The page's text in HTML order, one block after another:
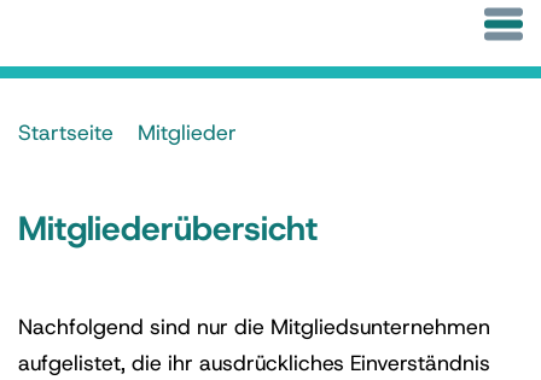
Startseite Mitglieder
Mitgliederübersicht
Nachfolgend sind nur die Mitgliedsunternehmen
aufgelistet, die ihr ausdrückliches Einverständnis